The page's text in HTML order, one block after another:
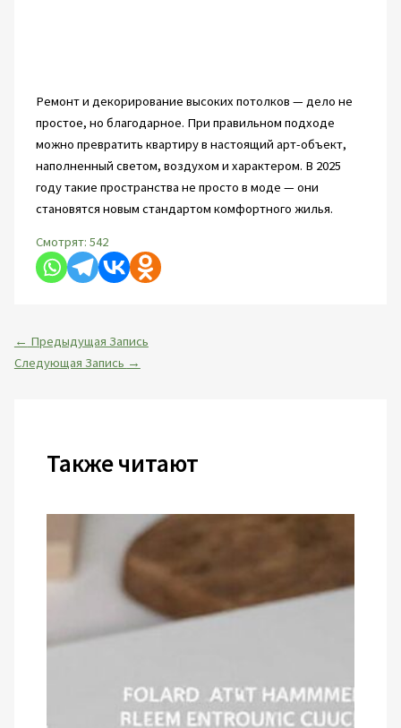
Ремонт и декорирование высоких потолков — дело не
простое, но благодарное. При правильном подходе
можно превратить квартиру в настоящий арт-объект,
наполненный светом, воздухом и характером. В 2025
году такие пространства не просто в моде — они
становятся новым стандартом комфортного жилья.
Смотрят: 542
← Предыдущая Запись
Следующая Запись →
Также читают